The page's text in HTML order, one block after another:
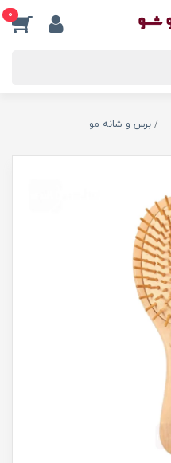
0
برس و شانه مو